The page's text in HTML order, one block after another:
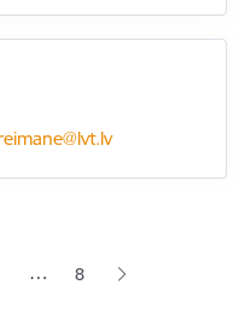
… 8